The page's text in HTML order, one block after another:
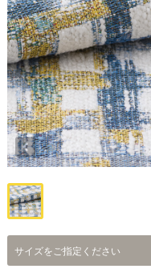
サイズをご指定ください